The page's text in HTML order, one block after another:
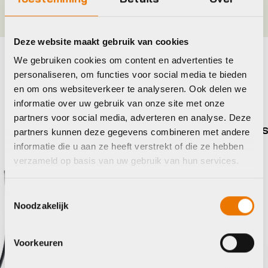
Deze website maakt gebruik van cookies
We gebruiken cookies om content en advertenties te
personaliseren, om functies voor social media te bieden
en om ons websiteverkeer te analyseren. Ook delen we
informatie over uw gebruik van onze site met onze
partners voor social media, adverteren en analyse. Deze
partners kunnen deze gegevens combineren met andere
informatie die u aan ze heeft verstrekt of die ze hebben
verzameld op basis van uw gebruik van hun services.
Noodzakelijk
Voorkeuren
Maak je fiets compleet
Bekijk alle accessoires
Xlc